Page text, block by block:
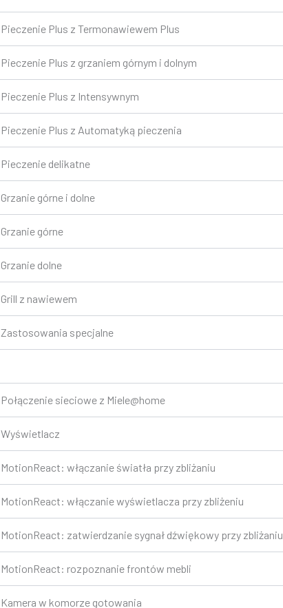
Pieczenie Plus z Termonawiewem Plus
Pieczenie Plus z grzaniem górnym i dolnym
Pieczenie Plus z Intensywnym
Pieczenie Plus z Automatyką pieczenia
Pieczenie delikatne
Grzanie górne i dolne
Grzanie górne
Grzanie dolne
Grill z nawiewem
Zastosowania specjalne
Połączenie sieciowe z Miele@home
Wyświetlacz
MotionReact: włączanie światła przy zbliżaniu
MotionReact: włączanie wyświetlacza przy zbliżeniu
MotionReact: zatwierdzanie sygnał dźwiękowy przy zbliżaniu
MotionReact: rozpoznanie frontów mebli
Kamera w komorze gotowania